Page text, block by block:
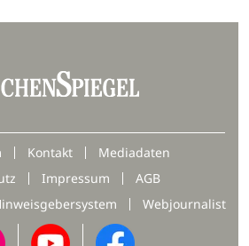
Kontakt
Mediadaten
Impressum
AGB
Webjournalist